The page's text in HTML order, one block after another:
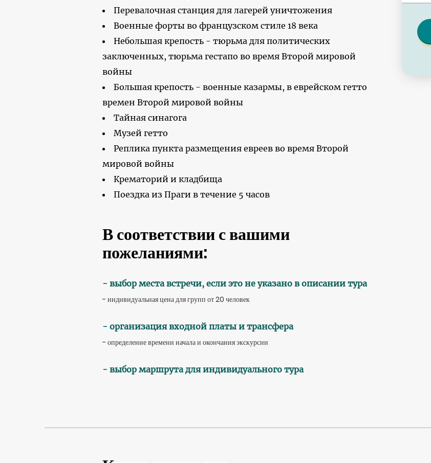
Перевалочная станция для лагерей уничтожения
Военные форты во французском стиле 18 века
Небольшая крепость - тюрьма для политических
заключенных, тюрьма гестапо во время Второй мировой
войны
Большая крепость - военные казармы, в еврейском гетто
времен Второй мировой войны
Тайная синагога
Музей гетто
Реплика пункта размещения евреев во время Второй
мировой войны
Крематорий и кладбища
Поездка из Праги в течение 5 часов
В соответствии с вашими
пожеланиями:
- выбор места встречи, если это не указано в описании тура
- индивидуальная цена для групп от 20 человек
- организация входной платы и трансфера
- определение времени начала и окончания экскурсии
- выбор маршрута для индивидуального тура